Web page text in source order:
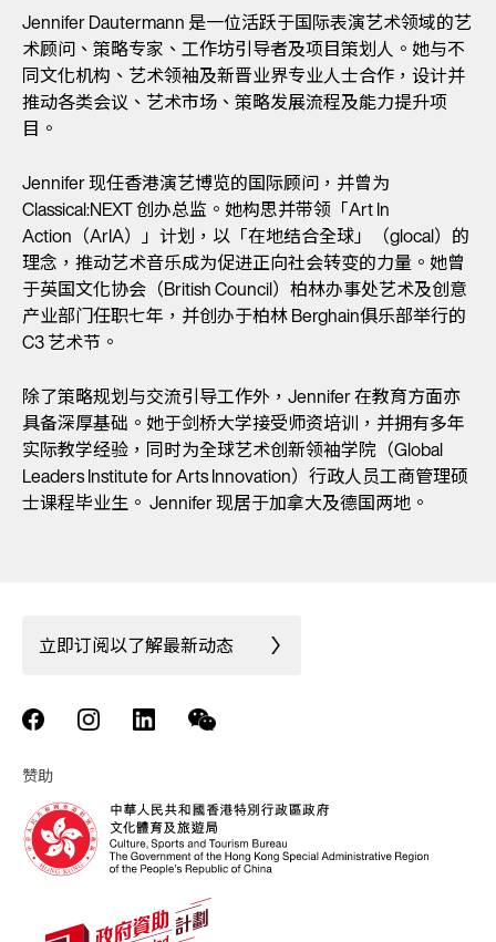
Jennifer Dautermann 是一位活跃于国际表演艺术领域的艺
术顾问、策略专家、工作坊引导者及项目策划人。她与不
同文化机构、艺术领袖及新晋业界专业人士合作，设计并
推动各类会议、艺术市场、策略发展流程及能力提升项
目。
Jennifer 现任香港演艺博览的国际顾问，并曾为
Classical:NEXT 创办总监。她构思并带领「Art In
Action（ArIA）」计划，以「在地结合全球」（glocal）的
理念，推动艺术音乐成为促进正向社会转变的力量。她曾
于英国文化协会（British Council）柏林办事处艺术及创意
产业部门任职七年，并创办于柏林 Berghain俱乐部举行的
C3 艺术节。
除了策略规划与交流引导工作外，Jennifer 在教育方面亦
具备深厚基础。她于剑桥大学接受师资培训，并拥有多年
实际教学经验，同时为全球艺术创新领袖学院（Global
Leaders Institute for Arts Innovation）行政人员工商管理硕
士课程毕业生。 Jennifer 现居于加拿大及德国两地。
立即订阅以了解最新动态
赞助